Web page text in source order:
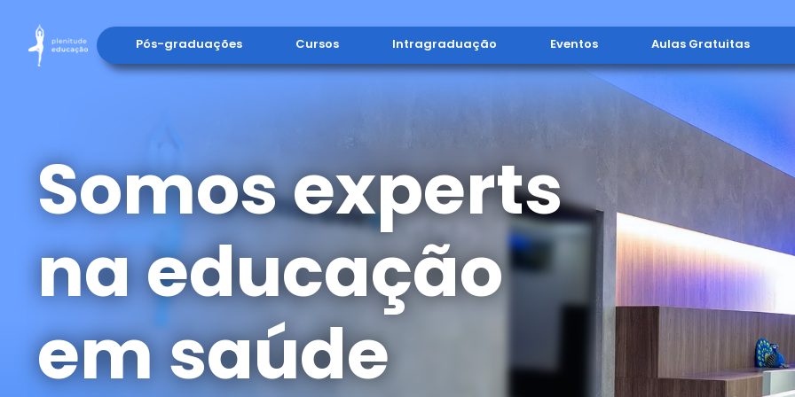
Pós-graduações Cursos Intragraduação Eventos Aulas Gratuitas
Somos experts
na educação
em saúde